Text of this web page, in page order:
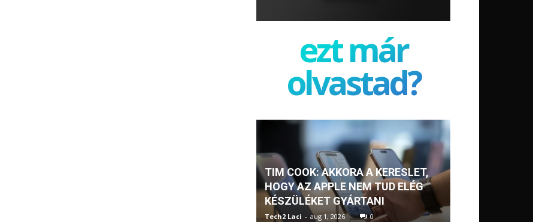
ezt már
olvastad?
TIM COOK: AKKORA A KERESLET,
HOGY AZ APPLE NEM TUD ELÉG
KÉSZÜLÉKET GYÁRTANI
Tech2 Laci - aug 1, 2026 0